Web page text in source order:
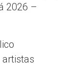
2026 –